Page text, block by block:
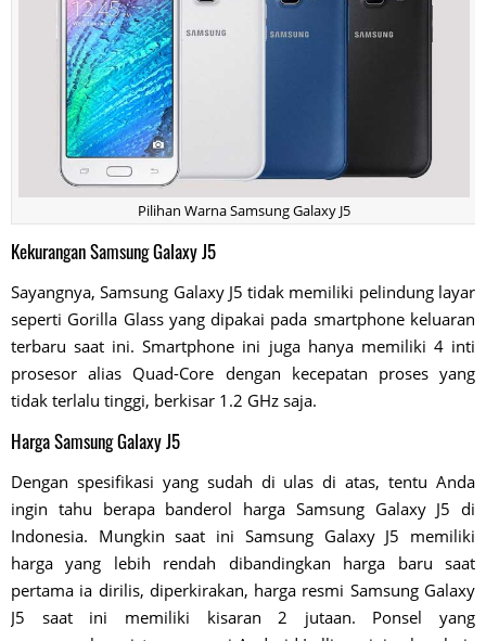
Pilihan Warna Samsung Galaxy J5
Kekurangan Samsung Galaxy J5
Sayangnya, Samsung Galaxy J5 tidak memiliki pelindung layar
seperti Gorilla Glass yang dipakai pada smartphone keluaran
terbaru saat ini. Smartphone ini juga hanya memiliki 4 inti
prosesor alias Quad-Core dengan kecepatan proses yang
tidak terlalu tinggi, berkisar 1.2 GHz saja.
Harga Samsung Galaxy J5
Dengan spesifikasi yang sudah di ulas di atas, tentu Anda
ingin tahu berapa banderol harga Samsung Galaxy J5 di
Indonesia. Mungkin saat ini Samsung Galaxy J5 memiliki
harga yang lebih rendah dibandingkan harga baru saat
pertama ia dirilis, diperkirakan, harga resmi Samsung Galaxy
J5 saat ini memiliki kisaran 2 jutaan. Ponsel yang